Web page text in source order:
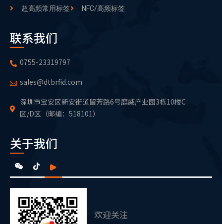
超高频常用标签
NFC/高频标签
联系我们
0755-23319797
sales@dtbrfid.com
深圳市宝安区新安街道留芳路6号庭威产业园3栋10楼C
区/D区（邮编：518101）
关于我们
欢迎关注